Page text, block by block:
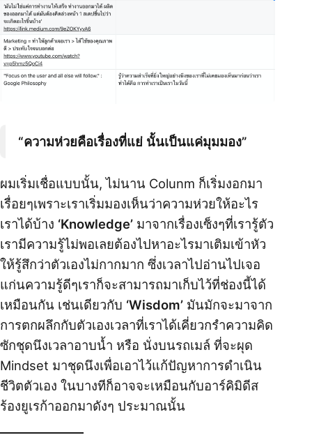
“ความห่วยคือเรื่องที่แย่ นั้นเป็นแค่มุมมอง”
ผมเริ่มเชื่อแบบนั้น, ไม่นาน Colunm ก็เริ่มงอกมา
เรื่อยๆเพราะเราเริ่มมองเห็นว่าความห่วยให้อะไร
เราได้บ้าง ‘Knowledge’ มาจากเรื่องเซ็งๆที่เรารู้ตัว
เรามีความรู้ไม่พอเลยต้องไปหาอะไรมาเติมเข้าหัว
ให้รู้สึกว่าตัวเองไม่กากมาก ซึ่งเวลาไปอ่านไปเจอ
แก่นความรู้ดีๆเราก็จะสามารถมาเก็บไว้ที่ช่องนี้ได้
เหมือนกัน เช่นเดียวกับ ‘Wisdom’ มันมักจะมาจาก
การตกผลึกกับตัวเองเวลาที่เราได้เคี่ยวกรำความคิด
ซักชุดนึงเวลาอาบน้ำ หรือ นั่งบนรถเมล์ ที่จะผุด
Mindset มาชุดนึงเพื่อเอาไว้แก้ปัญหาการดำเนิน
ชีวิตตัวเอง ในบางทีก็อาจจะเหมือนกับอาร์คิมิดีส
ร้องยูเรก้าออกมาดังๆ ประมาณนั้น